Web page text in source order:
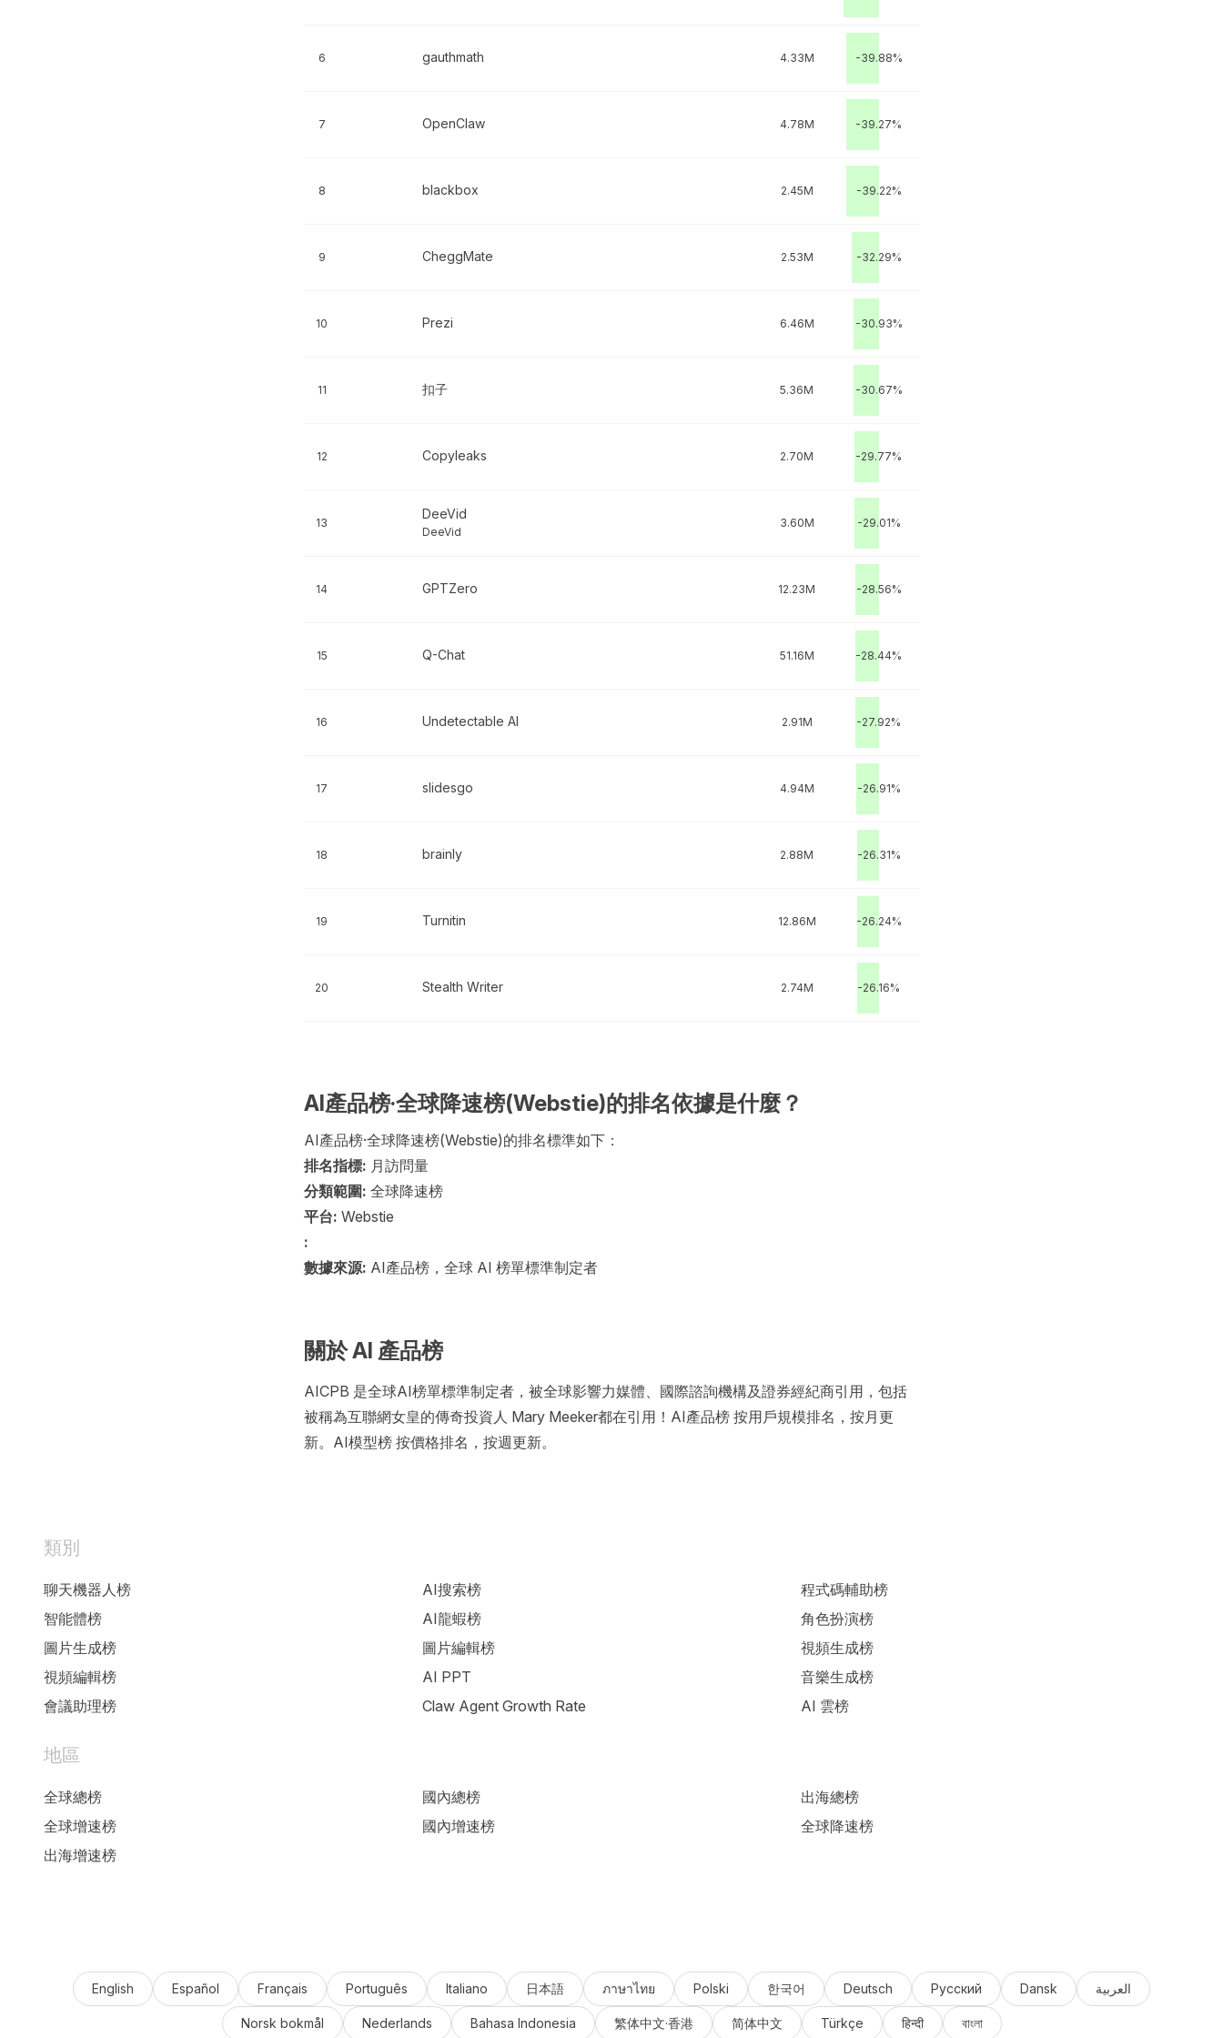
6 gauthmath 4.33M -39.88%
7 OpenClaw 4.78M -39.27%
8 blackbox 2.45M -39.22%
9 CheggMate 2.53M -32.29%
10 Prezi 6.46M -30.93%
11 扣子 5.36M -30.67%
12 Copyleaks 2.70M -29.77%
13
DeeVid
DeeVid
3.60M -29.01%
14 GPTZero 12.23M -28.56%
15 Q-Chat 51.16M -28.44%
16 Undetectable AI 2.91M -27.92%
17 slidesgo 4.94M -26.91%
18 brainly 2.88M -26.31%
19 Turnitin 12.86M -26.24%
20 Stealth Writer 2.74M -26.16%
AI產品榜·全球降速榜(Webstie)的排名依據是什麼？
AI產品榜·全球降速榜(Webstie)的排名標準如下：
排名指標: 月訪問量
分類範圍: 全球降速榜
平台: Webstie
:
數據來源: AI產品榜，全球 AI 榜單標準制定者
關於 AI 產品榜
AICPB 是全球AI榜單標準制定者，被全球影響力媒體、國際諮詢機構及證券經紀商引用，包括
被稱為互聯網女皇的傳奇投資人 Mary Meeker都在引用！AI產品榜 按用戶規模排名，按月更
新。AI模型榜 按價格排名，按週更新。
類別
聊天機器人榜 AI搜索榜
程式碼輔助榜
智能體榜
AI龍蝦榜
角色扮演榜
圖片生成榜
圖片編輯榜
視頻生成榜
視頻編輯榜
AI PPT
音樂生成榜
會議助理榜
Claw Agent Growth Rate AI 雲榜
地區
全球總榜 國內總榜
出海總榜
全球增速榜
國內增速榜
全球降速榜
出海增速榜
English Español Français Português Italiano 日本語 ภาษาไทย Polski 한국어 Deutsch Русский Dansk العربية
Norsk bokmål Nederlands Bahasa Indonesia 繁体中文·香港 简体中文 Türkçe हिन्दी বাংলা